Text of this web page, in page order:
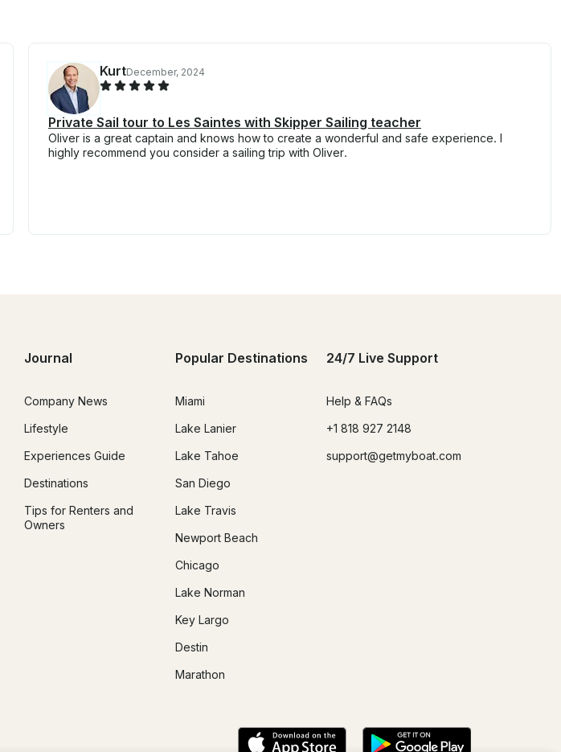
KurtDecember, 2024
Private Sail tour to Les Saintes with Skipper Sailing teacher
Oliver is a great captain and knows how to create a wonderful and safe experience. I
highly recommend you consider a sailing trip with Oliver.
Journal
Company News
Lifestyle
Experiences Guide
Destinations
Tips for Renters and
Owners
Popular Destinations
Miami
Lake Lanier
Lake Tahoe
San Diego
Lake Travis
Newport Beach
Chicago
Lake Norman
Key Largo
Destin
Marathon
24/7 Live Support
Help & FAQs
+1 818 927 2148
support@getmyboat.com